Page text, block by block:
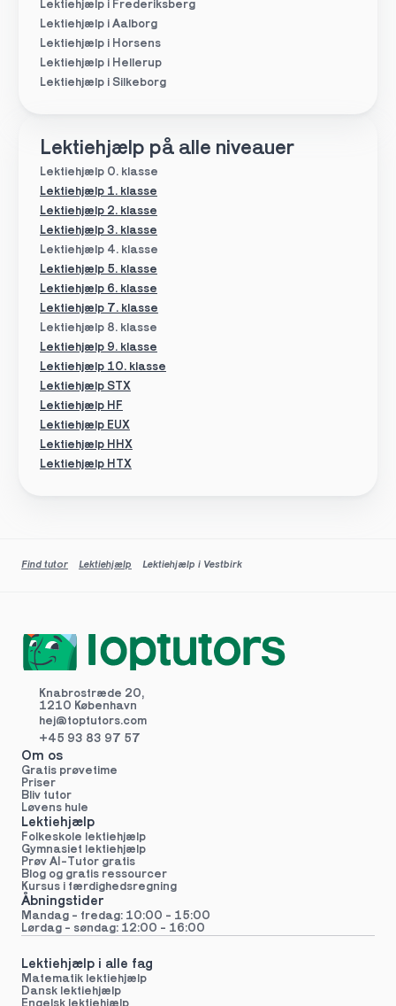
Lektiehjælp i Frederiksberg
Lektiehjælp i Aalborg
Lektiehjælp i Horsens
Lektiehjælp i Hellerup
Lektiehjælp i Silkeborg
Lektiehjælp på alle niveauer
Lektiehjælp 0. klasse
Lektiehjælp 4. klasse
Lektiehjælp 5. klasse
Lektiehjælp 8. klasse
Lektiehjælp 1. klasse
Lektiehjælp 6. klasse
Lektiehjælp 7. klasse
Lektiehjælp 2. klasse
Lektiehjælp 3. klasse
Lektiehjælp 9. klasse
Lektiehjælp 10. klasse
Lektiehjælp HF
Lektiehjælp EUX
Lektiehjælp STX
Lektiehjælp HHX
Lektiehjælp HTX
Find tutor Lektiehjælp Lektiehjælp i Vestbirk
Knabrostræde 20,
1210 København
hej@toptutors.com
+45 93 83 97 57
Om os
Gratis prøvetime
Priser
Bliv tutor
Løvens hule
Lektiehjælp
Folkeskole lektiehjælp
Gymnasiet lektiehjælp
Prøv AI-Tutor gratis
Blog og gratis ressourcer
Kursus i færdighedsregning
Åbningstider
Mandag - fredag: 10:00 - 15:00
Lørdag - søndag: 12:00 - 16:00
Lektiehjælp i alle fag
Matematik lektiehjælp
Dansk lektiehjælp